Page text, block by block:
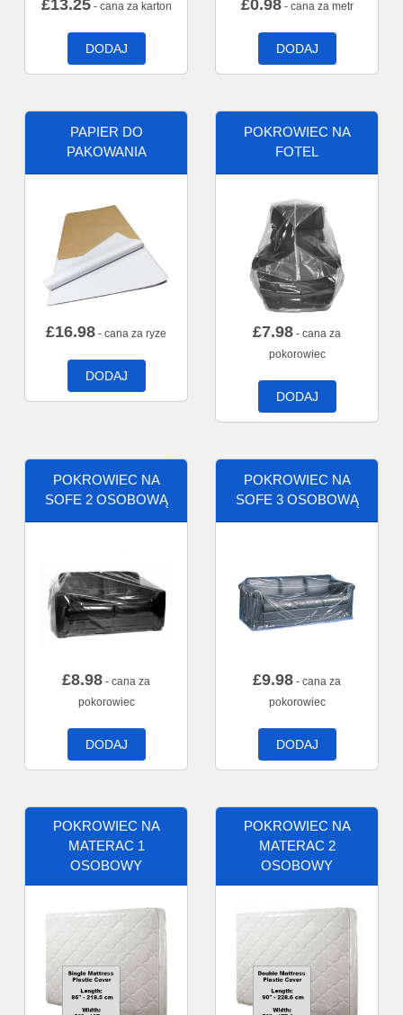
£13.25- cana za karton
DODAJ
£0.98- cana za metr
DODAJ
PAPIER DO
PAKOWANIA
£16.98 - cana za ryze
DODAJ
POKROWIEC NA
FOTEL
£7.98 - cana za
pokorowiec
DODAJ
POKROWIEC NA
SOFE 2 OSOBOWĄ
£8.98 - cana za
pokorowiec
DODAJ
POKROWIEC NA
SOFE 3 OSOBOWĄ
£9.98 - cana za
pokorowiec
DODAJ
POKROWIEC NA
MATERAC 1
OSOBOWY
POKROWIEC NA
MATERAC 2
OSOBOWY